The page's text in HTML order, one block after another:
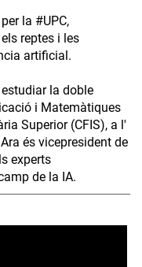
la #UPC,
reptes i les
artificial.
la doble
i Matemàtiques
Superior (CFIS), a l'
és vicepresident de
experts
de la IA.